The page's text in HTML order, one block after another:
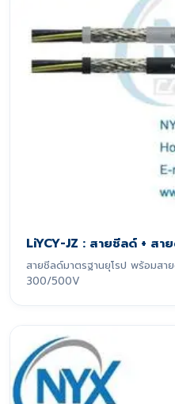
LiYCY-JZ : สายชีลด์ + สา
สายชีลด์มาตรฐานยุโรป พร้อมสา
300/500V